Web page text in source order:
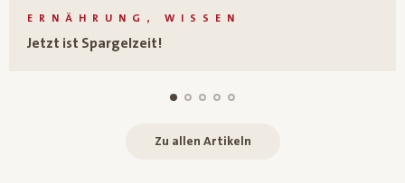
ERNÄHRUNG, WISSEN
Jetzt ist Spargelzeit!
Zu allen Artikeln